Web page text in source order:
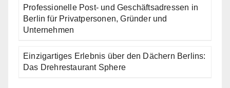
Professionelle Post- und Geschäftsadressen in
Berlin für Privatpersonen, Gründer und
Unternehmen
Einzigartiges Erlebnis über den Dächern Berlins:
Das Drehrestaurant Sphere